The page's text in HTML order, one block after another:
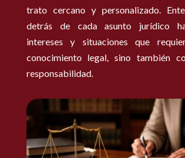
trato cercano y personalizado.
detrás de cada asunto jurídico
intereses y situaciones que
conocimiento legal, sino también
responsabilidad.